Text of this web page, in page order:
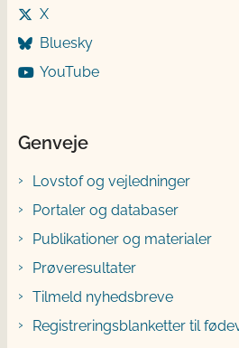
X
Bluesky
YouTube
Genveje
Lovstof og vejledninger
Portaler og databaser
Publikationer og materialer
Prøveresultater
Tilmeld nyhedsbreve
Registreringsblanketter til